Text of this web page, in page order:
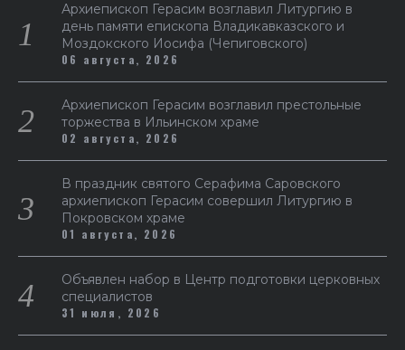
Архиепископ Герасим возглавил Литургию в
день памяти епископа Владикавказского и
Моздокского Иосифа (Чепиговского)
06 августа, 2026
Архиепископ Герасим возглавил престольные
торжества в Ильинском храме
02 августа, 2026
В праздник святого Серафима Саровского
архиепископ Герасим совершил Литургию в
Покровском храме
01 августа, 2026
Объявлен набор в Центр подготовки церковных
специалистов
31 июля, 2026